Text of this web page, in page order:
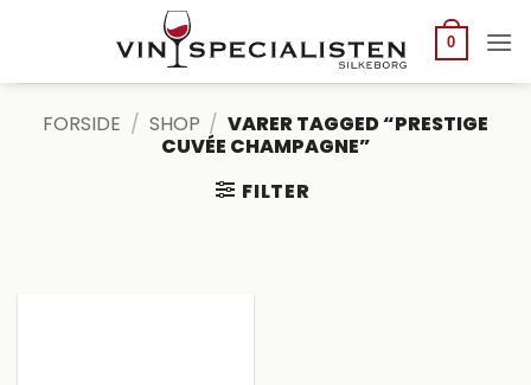
0
FORSIDE / SHOP / VARER TAGGED “PRESTIGE
CUVÉE CHAMPAGNE”
FILTER